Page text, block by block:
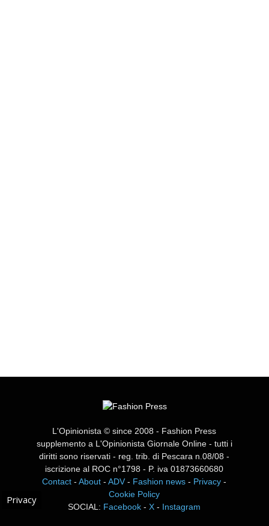
L'Opinionista © since 2008 - Fashion Press
supplemento a L'Opinionista Giornale Online - tutti i
diritti sono riservati - reg. trib. di Pescara n.08/08 -
iscrizione al ROC n°1798 - P. iva 01873660680
Contact -About -ADV - Fashion news - Privacy -
Cookie Policy
SOCIAL: Facebook -X - Instagram
Privacy